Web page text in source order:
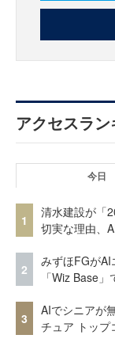
アクセスラ
今日
1
清水建設が「
切実な理由、
2
みずほFGが
「Wiz Base
3
AIでシニアが
チュア トップ